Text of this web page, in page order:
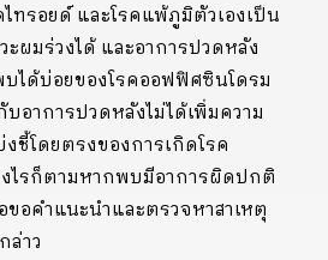
ไทรอยด์ และโรคแพ้ภูมิตัวเองเป็น
ะผมร่วงได้ และอาการปวดหลัง
ได้บ่อยของโรคออฟฟิศซินโดรม
อาการปวดหลังไม่ได้เพิ่มความ
ชี้โดยตรงของการเกิดโรค
ไรก็ตามหากพบมีอาการผิดปกติ
อคำแนะนำและตรวจหาสาเหตุ
ล่าว